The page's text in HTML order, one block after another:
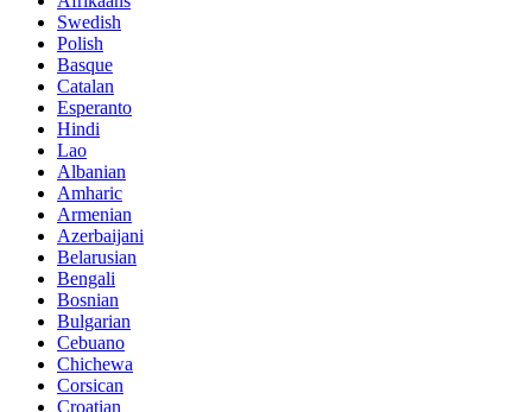
Swedish
Polish
Basque
Catalan
Esperanto
Hindi
Lao
Albanian
Amharic
Armenian
Azerbaijani
Belarusian
Bengali
Bosnian
Bulgarian
Cebuano
Chichewa
Corsican
Croatian